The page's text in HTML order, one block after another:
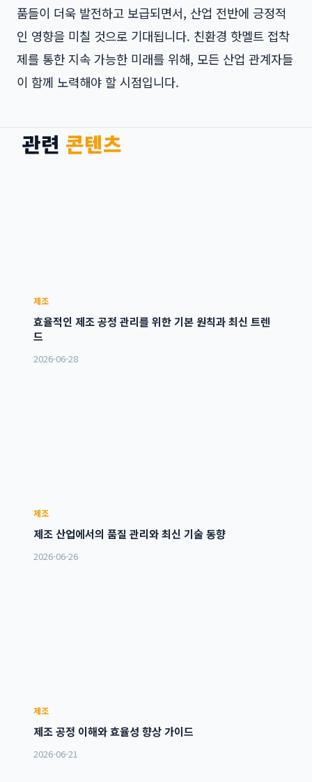
품들이 더욱 발전하고 보급되면서, 산업 전반에 긍정적
인 영향을 미칠 것으로 기대됩니다. 친환경 핫멜트 접착
제를 통한 지속 가능한 미래를 위해, 모든 산업 관계자들
이 함께 노력해야 할 시점입니다.
관련 콘텐츠
제조
효율적인 제조 공정 관리를 위한 기본 원칙과 최신 트렌
드
2026-06-28
제조
제조 산업에서의 품질 관리와 최신 기술 동향
2026-06-26
제조
제조 공정 이해와 효율성 향상 가이드
2026-06-21